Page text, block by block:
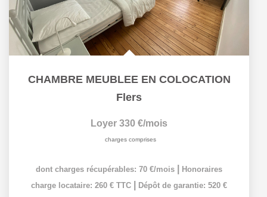
CHAMBRE MEUBLEE EN COLOCATION
Flers
Loyer 330 €/mois
charges comprises
dont charges récupérables: 70 €/mois
Honoraires
charge locataire: 260 € TTC
Dépôt de garantie: 520 €